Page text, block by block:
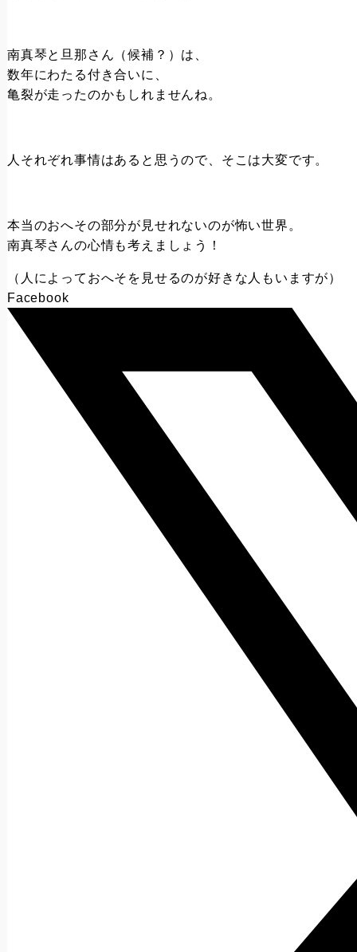
南真琴と旦那さん（候補？）は、
数年にわたる付き合いに、
亀裂が走ったのかもしれませんね。
人それぞれ事情はあると思うので、そこは大変です。
本当のおへその部分が見せれないのが怖い世界。
南真琴さんの心情も考えましょう！
（人によっておへそを見せるのが好きな人もいますが）
Facebook